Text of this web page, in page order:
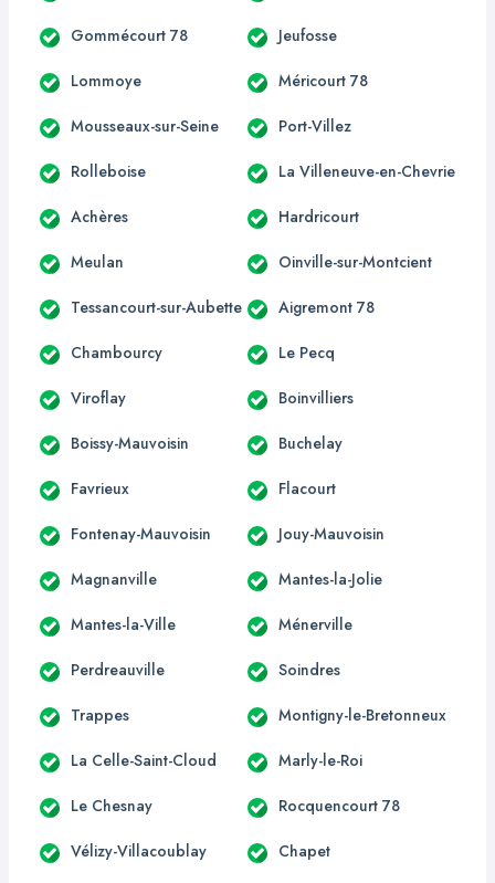
Gommécourt 78 Jeufosse
Lommoye Méricourt 78
Mousseaux-sur-Seine Port-Villez
Rolleboise La Villeneuve-en-Chevrie
Achères Hardricourt
Meulan Oinville-sur-Montcient
Tessancourt-sur-Aubette Aigremont 78
Chambourcy Le Pecq
Viroflay Boinvilliers
Boissy-Mauvoisin Buchelay
Favrieux Flacourt
Fontenay-Mauvoisin Jouy-Mauvoisin
Magnanville Mantes-la-Jolie
Mantes-la-Ville Ménerville
Perdreauville Soindres
Trappes Montigny-le-Bretonneux
La Celle-Saint-Cloud Marly-le-Roi
Le Chesnay Rocquencourt 78
Vélizy-Villacoublay Chapet